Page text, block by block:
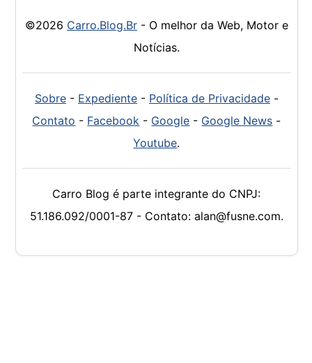
©2026 Carro.Blog.Br- O melhor da Web, Motor e
Notícias.
Sobre- Expediente- Política de Privacidade-
Contato - Facebook - Google - Google News -
Youtube.
Carro Blog é parte integrante do CNPJ:
51.186.092/0001-87 - Contato: alan@fusne.com.